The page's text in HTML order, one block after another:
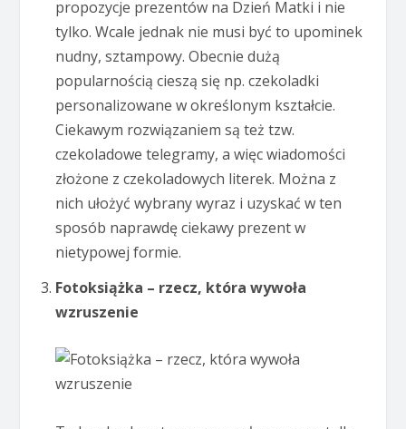
propozycje prezentów na Dzień Matki i nie
tylko. Wcale jednak nie musi być to upominek
nudny, sztampowy. Obecnie dużą
popularnością cieszą się np. czekoladki
personalizowane w określonym kształcie.
Ciekawym rozwiązaniem są też tzw.
czekoladowe telegramy, a więc wiadomości
złożone z czekoladowych literek. Można z
nich ułożyć wybrany wyraz i uzyskać w ten
sposób naprawdę ciekawy prezent w
nietypowej formie.
Fotoksiążka – rzecz, która wywoła
wzruszenie